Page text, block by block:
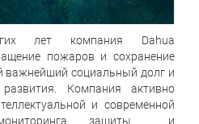
лет компания Dahua
пожаров и сохранение
важнейший социальный долг и
Компания активно
и современной
защиты и